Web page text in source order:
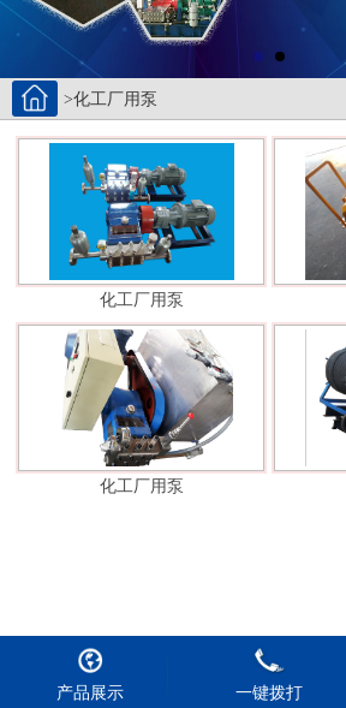
>化工厂用泵
化工厂用泵
化工厂用泵
产品展示 一键拨打